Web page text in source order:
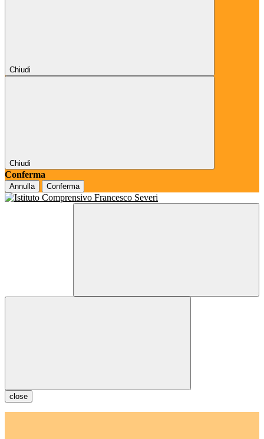
Chiudi
Chiudi
Conferma
Annulla Conferma
close